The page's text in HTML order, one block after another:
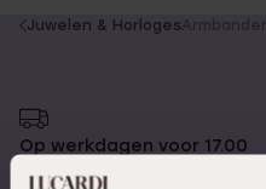
You
Juwelen & Horloges
Op werkdagen voor 17.00
besteld, morgen in huis